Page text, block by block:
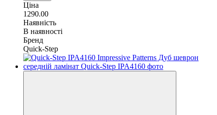
Ціна
1290.00
Наявність
В наявності
Бренд
Quick-Step